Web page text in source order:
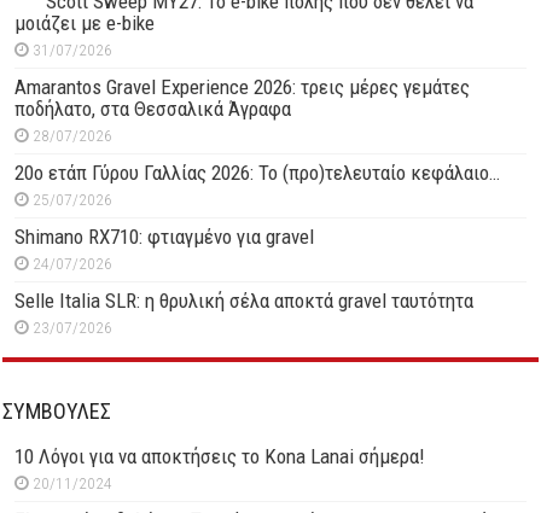
μοιάζει με e-bike
31/07/2026
Amarantos Gravel Experience 2026: τρεις μέρες γεμάτες
ποδήλατο, στα Θεσσαλικά Άγραφα
28/07/2026
20ο ετάπ Γύρου Γαλλίας 2026: Το (προ)τελευταίο κεφάλαιο…
25/07/2026
Shimano RX710: φτιαγμένο για gravel
24/07/2026
Selle Italia SLR: η θρυλική σέλα αποκτά gravel ταυτότητα
23/07/2026
ΣΥΜΒΟΥΛΕΣ
10 Λόγοι για να αποκτήσεις το Kona Lanai σήμερα!
20/11/2024